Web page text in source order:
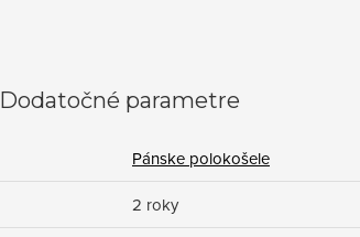
Dodatočné parametre
Pánske polokošele
2 roky